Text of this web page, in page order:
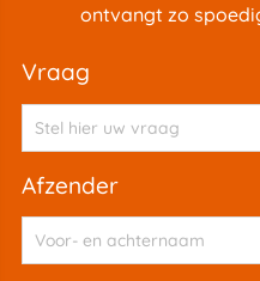
ontvangt zo
vraag
afzender